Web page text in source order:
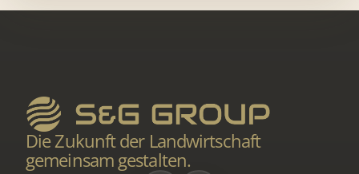
Die Zukunft der Landwirtschaft
gemeinsam gestalten.